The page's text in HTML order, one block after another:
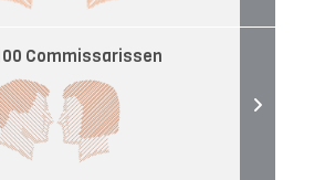
Commissarissen